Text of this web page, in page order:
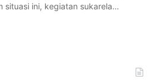
situasi ini, kegiatan sukarela…